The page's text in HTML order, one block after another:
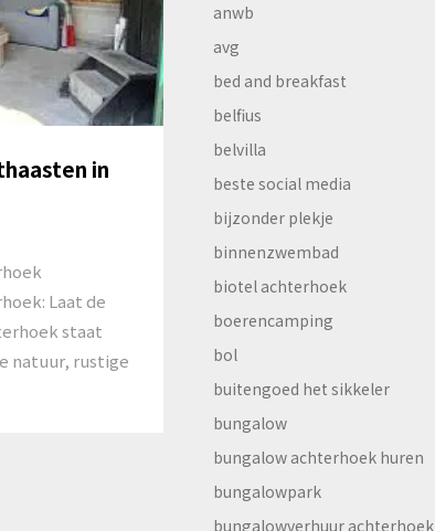
in
Laat de
staat
natuur, rustige
anwb
avg
bed and breakfast
belfius
belvilla
beste social media
bijzonder plekje
binnenzwembad
biotel achterhoek
boerencamping
bol
buitengoed het sikkeler
bungalow
bungalow achterhoek huren
bungalowpark
bungalowverhuur achterhoek